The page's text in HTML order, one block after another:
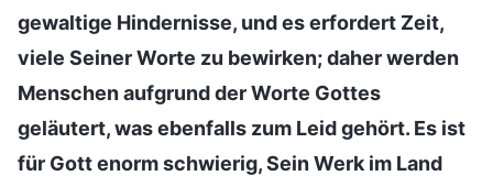
gewaltige Hindernisse, und es erfordert Zeit,
viele Seiner Worte zu bewirken; daher werden
Menschen aufgrund der Worte Gottes
geläutert, was ebenfalls zum Leid gehört. Es ist
für Gott enorm schwierig, Sein Werk im Land